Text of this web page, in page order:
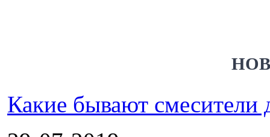
Какие бывают смесители